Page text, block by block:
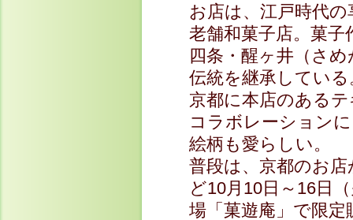
お店は、江戸時代
老舗和菓子店。菓
四条・醒ヶ井（さ
伝統を継承している
京都に本店のある
コラボレーション
絵柄も愛らしい。
普段は、京都のお
ど10月10日～16日
場「菓遊庵」で限定